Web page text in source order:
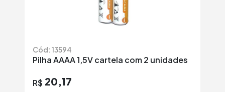
Cód: 13594
Pilha AAAA 1,5V cartela com 2 unidades
R$ 20,17